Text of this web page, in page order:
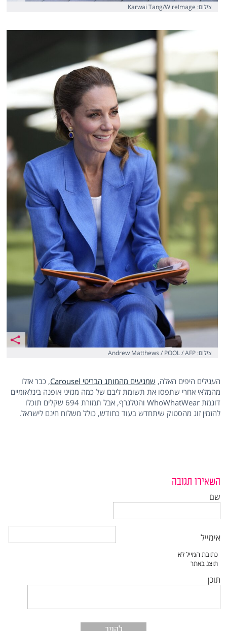
צילום: Karwai Tang/WireImage
צילום: Andrew Matthews / POOL / AFP
העגילים היפים האלה, שמגיעים מהמותג הבריטי Carousel
, כבר אזלו
מהמלאי אחרי שתפסו את תשומת ליבם של כמה מגזיני אופנה בינלאומיים
דוגמת WhoWhatWear והטלגרף, אבל תמורת 694 שקלים תוכלו
להזמין זוג מהסטוק שיתחדש בעוד כחודש, כולל משלוח חינם לישראל.
השאירו תגובה
שם
אימייל
תוכן